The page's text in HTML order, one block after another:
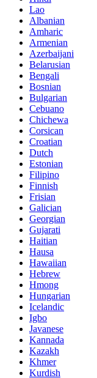
Lao
Albanian
Amharic
Armenian
Azerbaijani
Belarusian
Bengali
Bosnian
Bulgarian
Cebuano
Chichewa
Corsican
Croatian
Dutch
Estonian
Filipino
Finnish
Frisian
Galician
Georgian
Gujarati
Haitian
Hausa
Hawaiian
Hebrew
Hmong
Hungarian
Icelandic
Igbo
Javanese
Kannada
Kazakh
Khmer
Kurdish